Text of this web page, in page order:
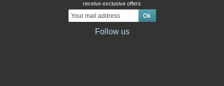
receive exclusive offers
Follow us